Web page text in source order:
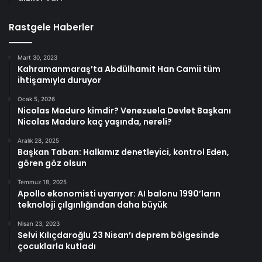
Rastgele Haberler
Mart 30, 2023
Kahramanmaraş’ta Abdülhamit Han Camii tüm
ihtişamıyla duruyor
Ocak 5, 2026
Nicolas Maduro kimdir? Venezuela Devlet Başkanı
Nicolas Maduro kaç yaşında, nereli?
Aralık 28, 2025
Başkan Taban: Halkımız denetleyici, kontrol Eden,
gören göz olsun
Temmuz 18, 2025
Apollo ekonomisti uyarıyor: AI balonu 1990’ların
teknoloji çılgınlığından daha büyük
Nisan 23, 2023
Selvi Kılıçdaroğlu 23 Nisan’ı deprem bölgesinde
çocuklarla kutladı